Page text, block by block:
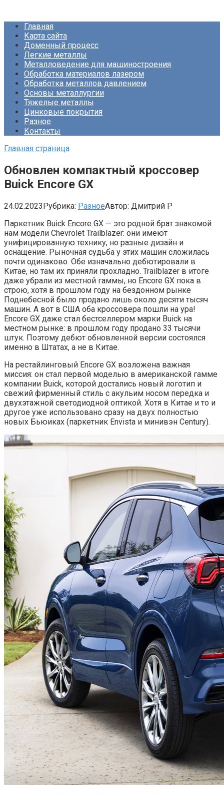
контентуГлавная
Карта сайта
Доменный процесс
Легкие металлы
Металловедение для машиностроения
Обработка материалов лазером
Обработка металлов давлением
Основы металлургии
Тяжелые металлы
Цинковые покрытия
Разное
Контакты
Главная страница
Обновлен компактный кроссовер
Buick Encore GX
24.02.2023Рубрика: РазноеАвтор: Дмитрий Р
Паркетник Buick Encore GX — это родной брат знакомой
нам модели Chevrolet Trailblazer: они имеют
унифицированную технику, но разные дизайн и
оснащение. Рыночная судьба у этих машин сложилась
почти одинаково. Обе изначально дебютировали в
Китае, но там их приняли прохладно. Trailblazer в итоге
даже убрали из местной гаммы, но Encore GX пока в
строю, хотя в прошлом году на бездонном рынке
Поднебесной было продано лишь около десяти тысяч
машин. А вот в США оба кроссовера пошли на ура!
Encore GX даже стал бестселлером марки Buick на
местном рынке: в прошлом году продано 33 тысячи
штук. Поэтому дебют обновленной версии состоялся
именно в Штатах, а не в Китае.
На рестайлинговый Encore GX возложена важная
миссия: он стал первой моделью в американской гамме
компании Buick, которой достались новый логотип и
свежий фирменный стиль с акульим носом передка и
двухэтажной светодиодной оптикой. Хотя в Китае и то и
другое уже использовано сразу на двух полностью
новых Бьюиках (паркетник Envista и минивэн Century).